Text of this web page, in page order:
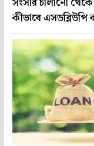
কীভাবে